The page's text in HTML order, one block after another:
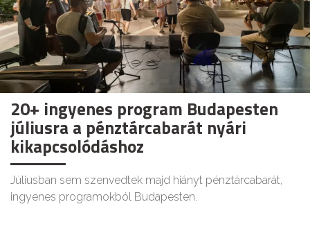
20+ ingyenes program Budapesten
júliusra a pénztárcabarát nyári
kikapcsolódáshoz
Júliusban sem szenvedtek majd hiányt pénztárcabarát,
ingyenes programokból Budapesten.